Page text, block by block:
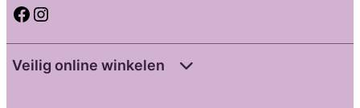
Facebook Instagram
Veilig online winkelen